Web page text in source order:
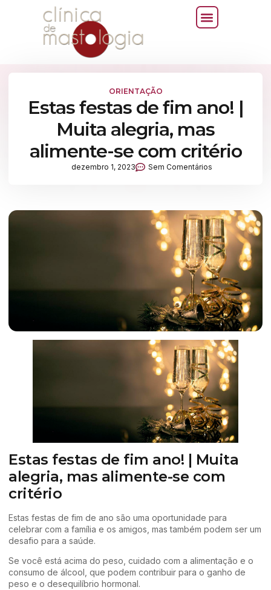
ORIENTAÇÃO
Estas festas de fim ano! |
Muita alegria, mas
alimente-se com critério
dezembro 1, 2023 Sem Comentários
Estas festas de fim ano! | Muita
alegria, mas alimente-se com
critério
Estas festas de fim de ano são uma oportunidade para
celebrar com a família e os amigos, mas também podem ser um
desafio para a saúde.
Se você está acima do peso, cuidado com a alimentação e o
consumo de álcool, que podem contribuir para o ganho de
peso e o desequilíbrio hormonal.